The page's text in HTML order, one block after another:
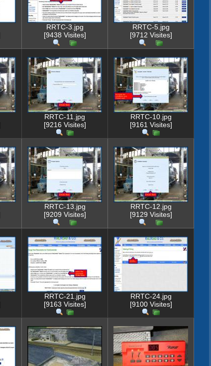
RRTC-3.jpg
[9438 Visites]
RRTC-5.jpg
[9712 Visites]
RRTC-11.jpg
[9216 Visites]
RRTC-10.jpg
[9161 Visites]
RRTC-13.jpg
[9209 Visites]
RRTC-12.jpg
[9129 Visites]
RRTC-21.jpg
[9163 Visites]
RRTC-24.jpg
[9100 Visites]